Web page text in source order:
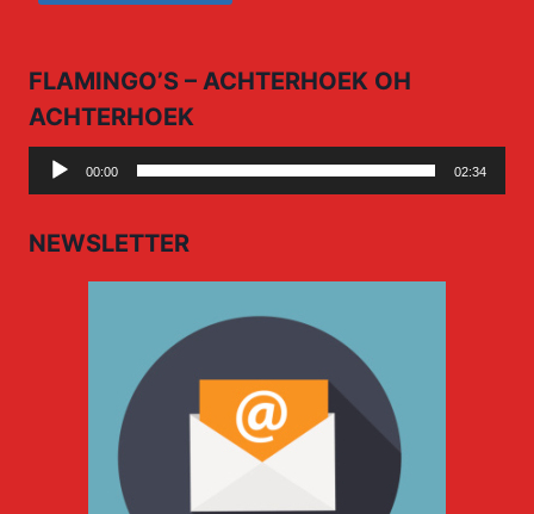
FLAMINGO’S – ACHTERHOEK OH
ACHTERHOEK
Audio
Player
00:00 02:34
NEWSLETTER